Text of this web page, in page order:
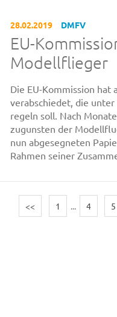
28.02.2019 DMFV
EU-
Modellflieger
Die EU-Kommission hat
verabschiedet, die
regeln soll. Nach
zugunsten der
nun abgesegneten
Rahmen seiner
<< 1 ... 4 5